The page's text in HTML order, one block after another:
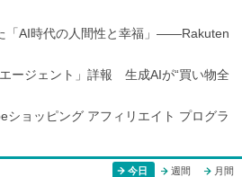
「AI時代の人間性と幸福」――Rakuten
エージェント」詳報 生成AIが“買い物全
ョッピング アフィリエイト プログラ
今日 週間 月間